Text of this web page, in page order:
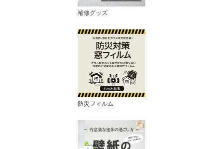
補修グッズ
防災フィルム